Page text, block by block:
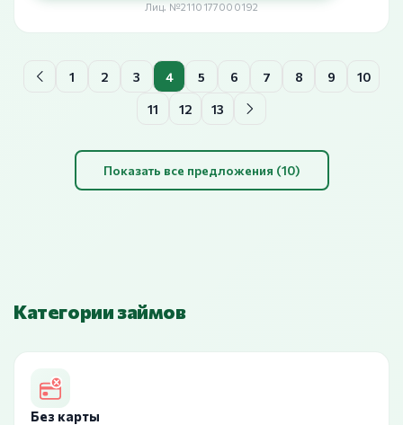
Лиц. №2110177000192
1 2 3 4 5 6 7 8 9 10
11 12 13
Показать все предложения (10)
Категории займов
Без карты